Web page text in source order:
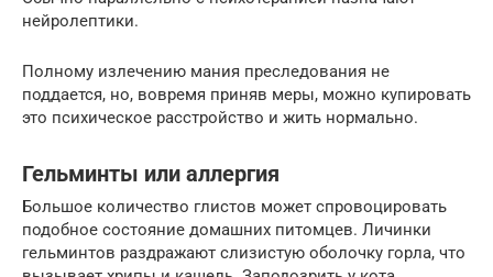
нейролептики.
Полному излечению мания преследования не
поддается, но, вовремя приняв меры, можно купировать
это психическое расстройство и жить нормально.
Гельминты или аллергия
Большое количество глистов может спровоцировать
подобное состояние домашних питомцев. Личинки
гельминтов раздражают слизистую оболочку горла, что